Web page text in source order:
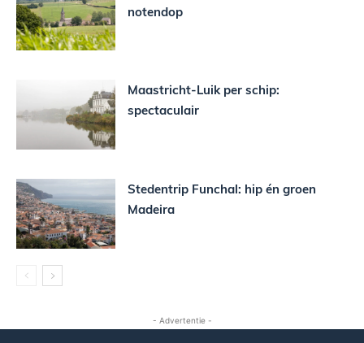
notendop
Maastricht-Luik per schip:
spectaculair
Stedentrip Funchal: hip én groen
Madeira
- Advertentie -